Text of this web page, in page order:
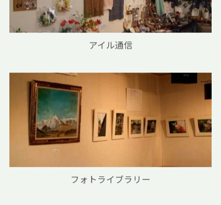
アイル通信
フォトライブラリー